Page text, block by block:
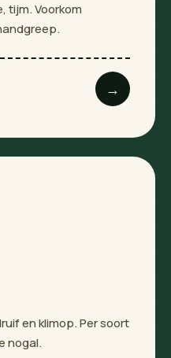
tijm. Voorkom
→
en klimop. Per soort
nogal.